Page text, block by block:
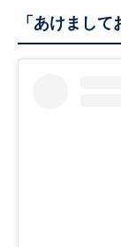
「あけまして